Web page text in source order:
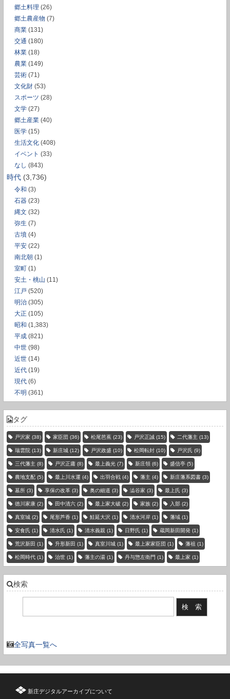
郷土料理 (26)
郷土農産物 (7)
商業 (131)
交通 (180)
林業 (18)
農業 (149)
芸術 (71)
文化財 (53)
スポーツ (28)
文学 (27)
郷土産業 (40)
医学 (15)
生活文化 (408)
イベント (33)
なし (843)
時代 (3,736)
令和 (3)
石器 (23)
縄文 (32)
弥生 (7)
古墳 (4)
平安 (22)
南北朝 (1)
室町 (1)
安土・桃山 (11)
江戸 (520)
明治 (305)
大正 (105)
昭和 (1,383)
平成 (821)
中世 (98)
近世 (14)
近代 (19)
現代 (6)
不明 (361)
タグ
戸沢家 (38) 家臣団 (36) 松尾芭蕉 (23) 戸沢正誠 (15) 二代藩主 (13)
瑞雲院 (13) 新庄城 (12) 戸沢政盛 (10) 松岡転封 (10) 戸沢氏 (9)
三代藩主 (8) 戸沢正庸 (8) 最上義光 (7) 新庄領 (6) 盛信亭 (5)
農地支配 (5) 最上川水運 (4) 出羽合戦 (4) 藩主 (4) 新庄藩系図書 (3)
墓所 (3) 享保の改革 (3) 奥の細道 (3) 澁谷家 (3) 最上氏 (3)
徳川家康 (2) 田中清六 (2) 最上家大破 (2) 家族 (2) 入部 (2)
真室城 (2) 尾形芦香 (1) 鮭延大沢 (1) 清水河岸 (1) 藩域 (1)
安食氏 (1) 清水氏 (1) 清水義親 (1) 日野氏 (1) 蔵岡新田開発 (1)
荒沢新田 (1) 升形新田 (1) 真室川城 (1) 最上家家臣団 (1) 藩祖 (1)
松岡時代 (1) 治世 (1) 藩主の湯 (1) 丹与惣左衛門 (1) 最上家 (1)
検索
全写真一覧へ
新庄デジタルアーカイブについて